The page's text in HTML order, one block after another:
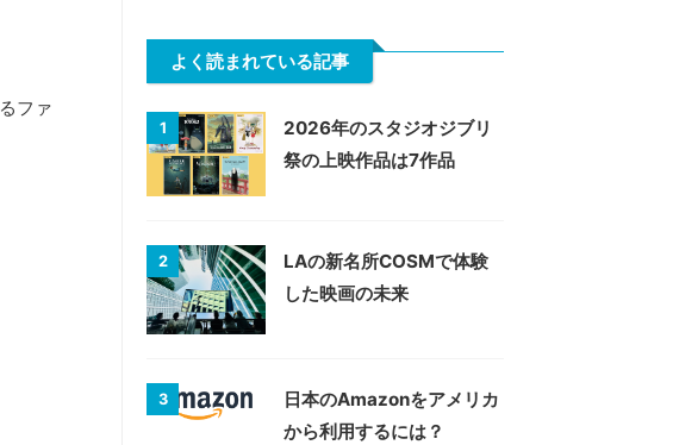
ファ
よく読まれている記事
1
2026年のスタジオジブリ
祭の上映作品は7作品
2
LAの新名所COSMで体験
した映画の未来
3
日本のAmazonをアメリカ
から利用するには？